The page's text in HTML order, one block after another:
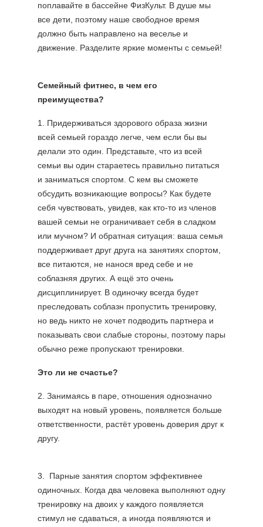
поплавайте в бассейне ФизКульт. В душе мы
все дети, поэтому наше свободное время
должно быть направлено на веселье и
движение. Разделите яркие моменты с семьей!
Семейный фитнес, в чем его
преимущества?
1. Придерживаться здорового образа жизни
всей семьей гораздо легче, чем если бы вы
делали это один. Представьте, что из всей
семьи вы один стараетесь правильно питаться
и заниматься спортом. С кем вы сможете
обсудить возникающие вопросы? Как будете
себя чувствовать, увидев, как кто-то из членов
вашей семьи не ограничивает себя в сладком
или мучном? И обратная ситуация: ваша семья
поддерживает друг друга на занятиях спортом,
все питаются, не нанося вред себе и не
соблазняя других. А ещё это очень
дисциплинирует. В одиночку всегда будет
преследовать соблазн пропустить тренировку,
но ведь никто не хочет подводить партнера и
показывать свои слабые стороны, поэтому пары
обычно реже пропускают тренировки.
Это ли не счастье? ⠀
2. Занимаясь в паре, отношения однозначно
выходят на новый уровень, появляется больше
ответственности, растёт уровень доверия друг к
другу.
3. Парные занятия спортом эффективнее
одиночных. Когда два человека выполняют одну
тренировку на двоих у каждого появляется
стимул не сдаваться, а иногда появляются и